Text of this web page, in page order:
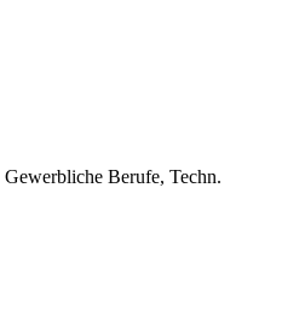
Berufe, Techn.